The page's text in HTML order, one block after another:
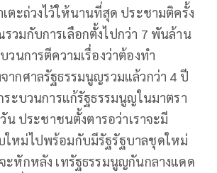
เตะถ่วงไว้ให้นานที่สุด ประชามติครั้ง
วมกับการเลือกตั้งไปกว่า 7 พันล้าน
วนการตีความเรื่องว่าต้องทำ
ากศาลรัฐธรรมนูญรวมแล้วกว่า 4 ปี
กระบวนการแก้รัฐธรรมนูญในมาตรา
น ประชาชนตั้งตารอว่าเราจะมี
หม่ไปพร้อมกับมีรัฐรัฐบาลชุดใหม่
ะหักหลัง เทรัฐธรรมนูญกันกลางแดด